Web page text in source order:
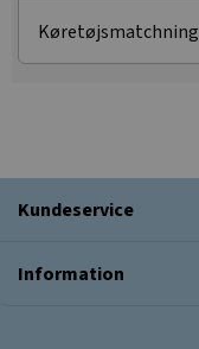
Køretøjsmatchning
Kundeservice
Information